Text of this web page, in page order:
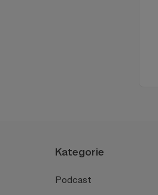
Kategorie
Podcast